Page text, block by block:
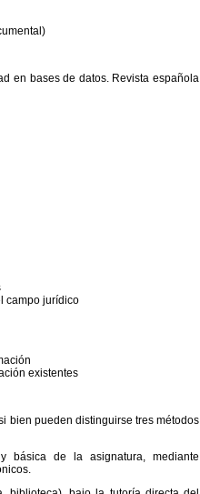
en bases de datos. Revista española
campo jurídico
existentes
bien pueden distinguirse tres métodos
básica de la asignatura, mediante